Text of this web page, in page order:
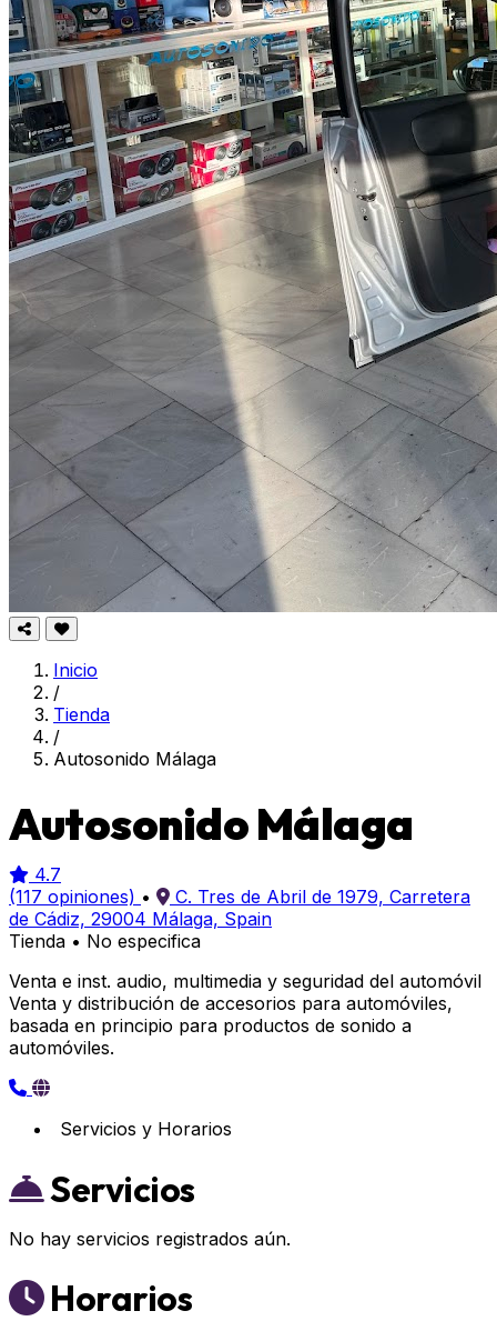
Inicio
/
Tienda
/
Autosonido Málaga
Autosonido Málaga
4.7
(117 opiniones) •
C. Tres de Abril de 1979, Carretera
de Cádiz, 29004 Málaga, Spain
Tienda • No especifica
Venta e inst. audio, multimedia y seguridad del automóvil
Venta y distribución de accesorios para automóviles,
basada en principio para productos de sonido a
automóviles.
Servicios y Horarios
Servicios
No hay servicios registrados aún.
Horarios